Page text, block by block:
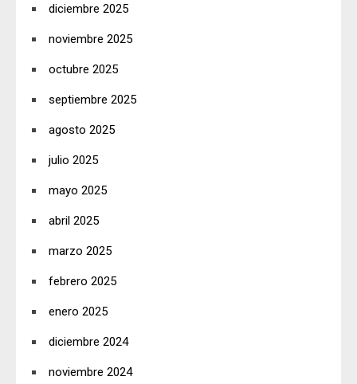
diciembre 2025
noviembre 2025
octubre 2025
septiembre 2025
agosto 2025
julio 2025
mayo 2025
abril 2025
marzo 2025
febrero 2025
enero 2025
diciembre 2024
noviembre 2024